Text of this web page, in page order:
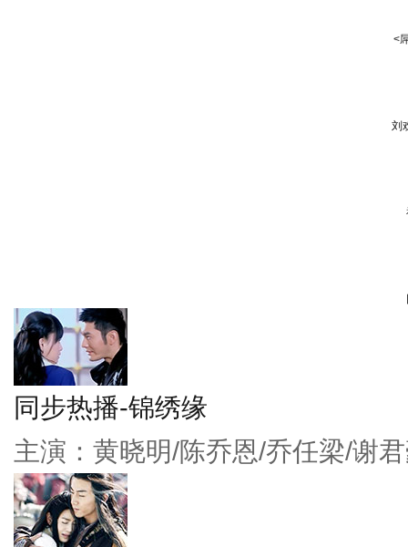
<
刘
同步热播-锦绣缘
主演：黄晓明/陈乔恩/乔任梁/谢